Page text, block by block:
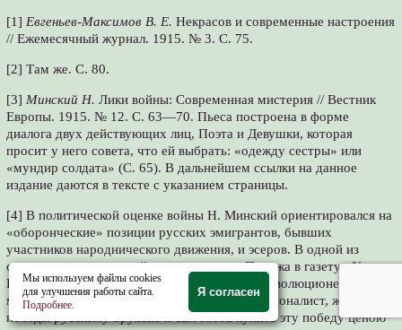
[1] Евгеньев-Максимов В. Е. Некрасов и современные настроения
// Ежемесячный журнал. 1915. № 3. С. 75.
[2] Там же. С. 80.
[3] Минский Н. Лики войны: Современная мистерия // Вестник
Европы. 1915. № 12. С. 63—70. Пьеса построена в форме
диалога двух действующих лиц, Поэта и Девушки, которая
просит у него совета, что ей выбрать: «одежду сестры» или
«мундир солдата» (С. 65). В дальнейшем ссылки на данное
издание даются в тексте с указанием страницы.
[4] В политической оценке войны Н. Минский ориентировался на
«оборонческие» позиции русских эмигрантов, бывших
участников народнического движения, и эсеров. В одной из
своих корреспонденций, присланных из Парижа в газету «Утро
России», Минский писал: «Теперь русский революционер не
менее страстно и искренно, чем русский националист, жаждет
победы русскому оружию и сам готов купить эту победу ценою
Мы используем файлы cookies
для улучшения работы сайта.
Подробнее.
Я согласен